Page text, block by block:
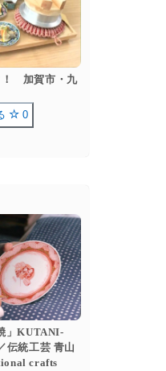
！ 加賀市・九
0
」KUTANI-
伝統工芸 青山
crafts